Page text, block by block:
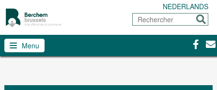
NEDERLANDS
Rechercher
Menu